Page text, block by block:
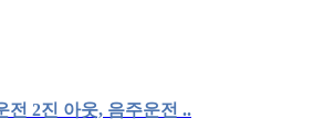
전 2진 아웃, 음주운전 ..